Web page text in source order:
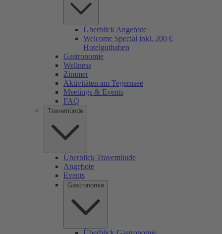
Überblick Angebote
Welcome Special inkl. 200 €
Hotelguthaben
Gastronomie
Wellness
Zimmer
Aktivitäten am Tegernsee
Meetings & Events
FAQ
Travemünde
Überblick Travemünde
Angebote
Events
Gastronomie